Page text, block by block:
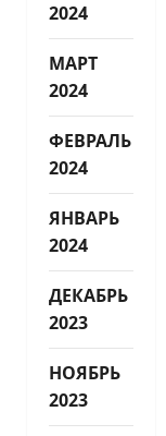
2024
МАРТ
2024
ФЕВРАЛЬ
2024
ЯНВАРЬ
2024
ДЕКАБРЬ
2023
НОЯБРЬ
2023